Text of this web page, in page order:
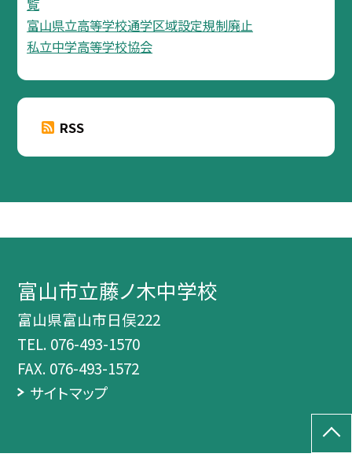
覧
富山県立高等学校通学区域設定規制廃止
私立中学高等学校協会
RSS
富山市立藤ノ木中学校
富山県富山市日俣222
TEL. 076-493-1570
FAX. 076-493-1572
サイトマップ